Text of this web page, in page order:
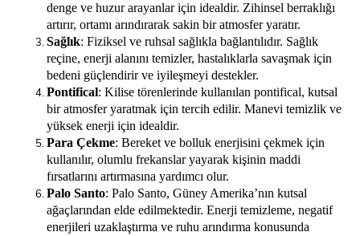
denge ve huzur arayanlar için idealdir. Zihinsel berraklığı
artırır, ortamı arındırarak sakin bir atmosfer yaratır.
Sağlık: Fiziksel ve ruhsal sağlıkla bağlantılıdır. Sağlık
reçine, enerji alanını temizler, hastalıklarla savaşmak için
bedeni güçlendirir ve iyileşmeyi destekler.
Pontifical: Kilise törenlerinde kullanılan pontifical, kutsal
bir atmosfer yaratmak için tercih edilir. Manevi temizlik ve
yüksek enerji için idealdir.
Para Çekme: Bereket ve bolluk enerjisini çekmek için
kullanılır, olumlu frekanslar yayarak kişinin maddi
fırsatlarını artırmasına yardımcı olur.
Palo Santo: Palo Santo, Güney Amerika’nın kutsal
ağaçlarından elde edilmektedir. Enerji temizleme, negatif
enerjileri uzaklaştırma ve ruhu arındırma konusunda